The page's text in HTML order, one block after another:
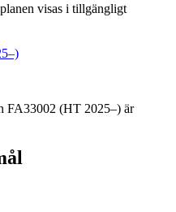
visas i tillgängligt
FA33002 (HT 2025–) är